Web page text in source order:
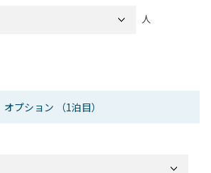
人
オプション （1泊目）